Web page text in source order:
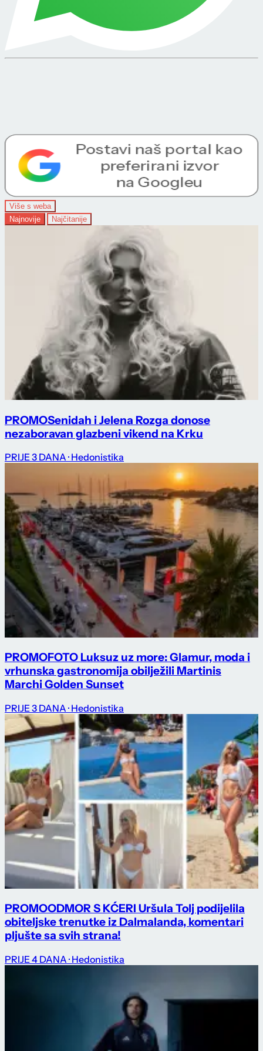
Više s weba
Najnovije
Najčitanije
PROMOSenidah i Jelena Rozga donose
nezaboravan glazbeni vikend na Krku
PRIJE 3 DANA · Hedonistika
PROMOFOTO Luksuz uz more: Glamur, moda i
vrhunska gastronomija obilježili Martinis
Marchi Golden Sunset
PRIJE 3 DANA · Hedonistika
PROMOODMOR S KĆERI Uršula Tolj podijelila
obiteljske trenutke iz Dalmalanda, komentari
pljušte sa svih strana!
PRIJE 4 DANA · Hedonistika